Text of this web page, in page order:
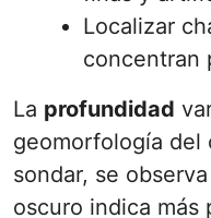
Localizar
concentran
La profundidad
geomorfología del
sondar, se
oscuro indica más